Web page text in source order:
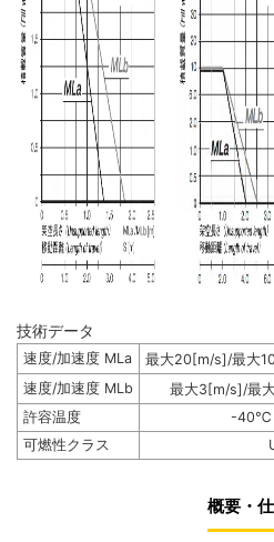
技術データ
速度/加速度 MLa 最大20[m/s]/最大
速度/加速度 MLb
最大3[m/s]/最
許容温度
-40℃
可燃性クラス
概要・